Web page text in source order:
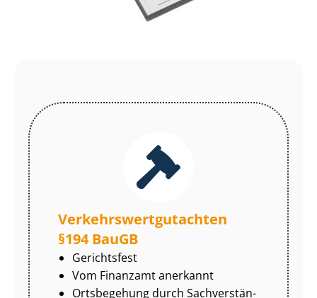
Ver­kehrs­wert­gut­ach­ten
§194 BauGB
Gerichtsfest
Vom Finanzamt anerkannt
Ortsbegehung durch Sach­ver­stän­